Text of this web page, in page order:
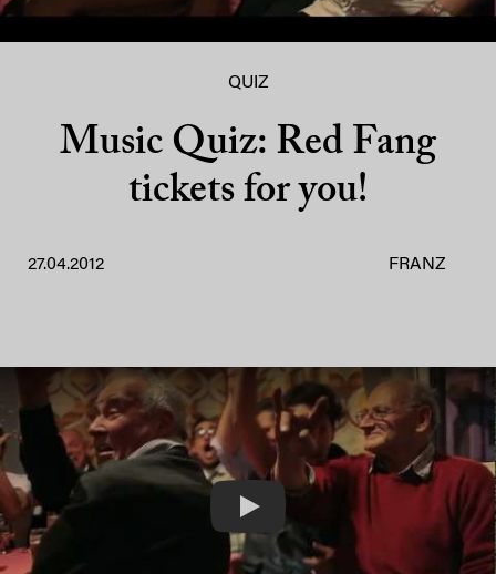
QUIZ
Music Quiz: Red Fang
tickets for you!
27.04.2012 FRANZ